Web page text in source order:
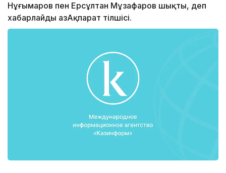
Нұғымаров пен Ерсұлтан Мұзафаров шықты, деп
хабарлайды ҚазАқпарат тілшісі.